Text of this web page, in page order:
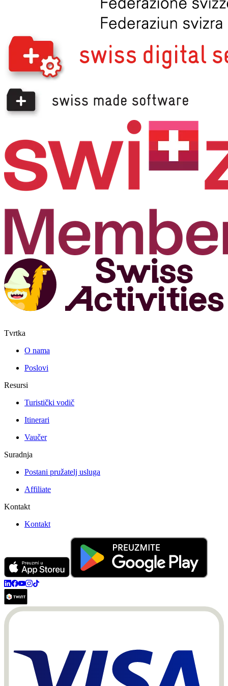
Tvrtka
O nama
Poslovi
Resursi
Turistički vodič
Itinerari
Vaučer
Suradnja
Postani pružatelj usluga
Affiliate
Kontakt
Kontakt